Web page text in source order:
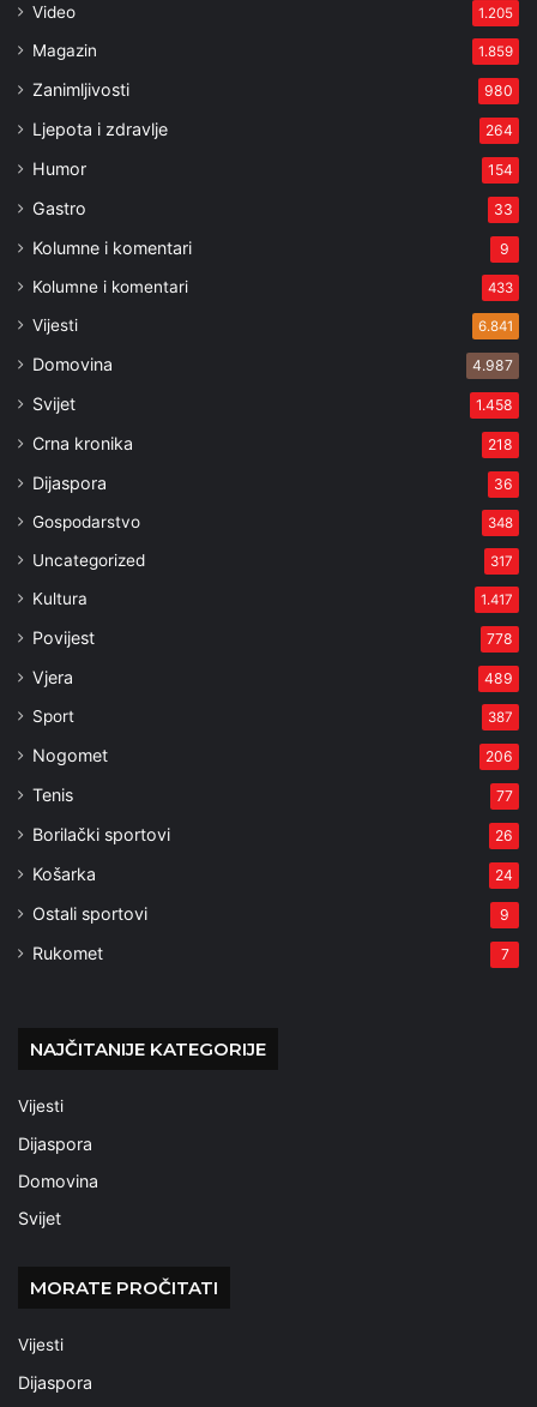
Video 1.205
Magazin 1.859
Zanimljivosti 980
Ljepota i zdravlje 264
Humor 154
Gastro 33
Kolumne i komentari 9
Kolumne i komentari 433
Vijesti 6.841
Domovina 4.987
Svijet 1.458
Crna kronika 218
Dijaspora 36
Gospodarstvo 348
Uncategorized 317
Kultura 1.417
Povijest 778
Vjera 489
Sport 387
Nogomet 206
Tenis 77
Borilački sportovi 26
Košarka 24
Ostali sportovi 9
Rukomet 7
NAJČITANIJE KATEGORIJE
Vijesti
Dijaspora
Domovina
Svijet
MORATE PROČITATI
Vijesti
Dijaspora